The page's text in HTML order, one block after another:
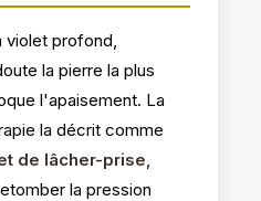
violet profond,
la pierre la plus
l'apaisement. La
la décrit comme
de lâcher-prise,
la pression